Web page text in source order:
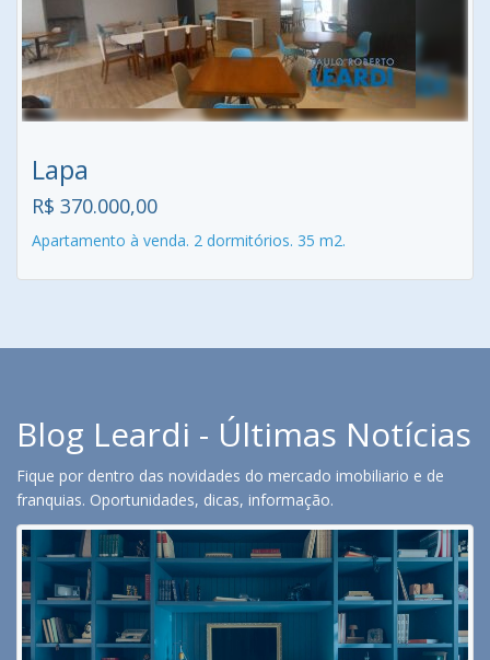
Lapa
R$ 370.000,00
Apartamento à venda. 2 dormitórios. 35 m2.
Blog Leardi - Últimas Notícias
Fique por dentro das novidades do mercado imobiliario e de
franquias. Oportunidades, dicas, informação.